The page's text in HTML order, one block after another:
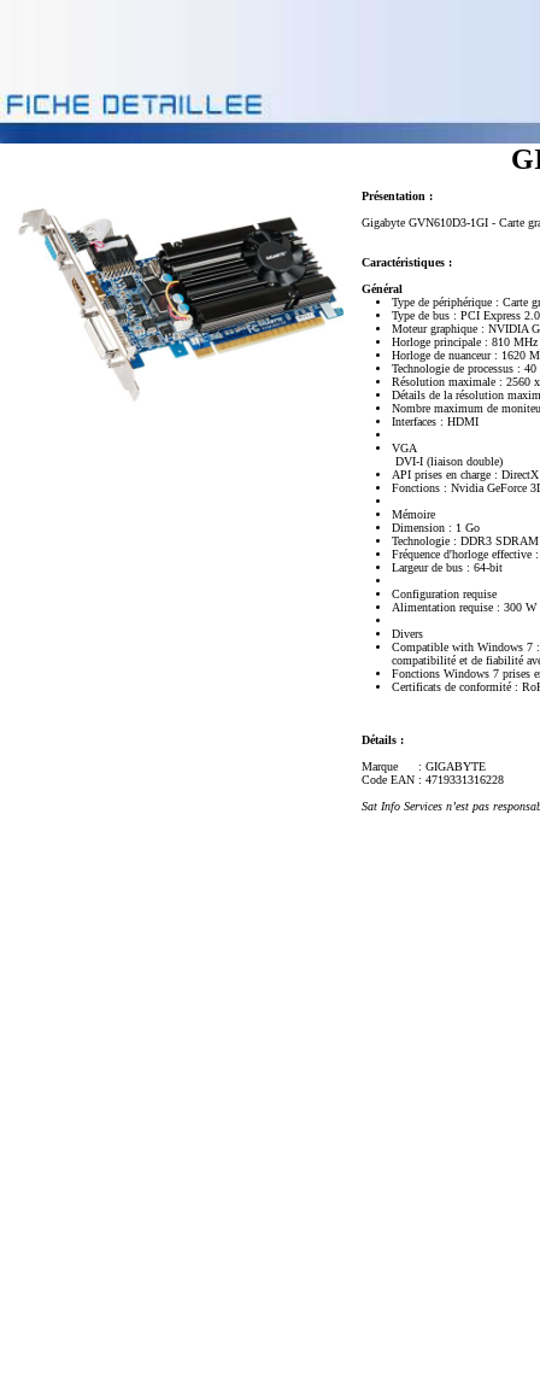
Présentation :
Gigabyte GVN610D3-1GI - Carte
Caractéristiques :
Général
Type de périphérique : Carte
Type de bus : PCI Express
Moteur graphique : NVIDIA
Horloge principale : 810 MHz
Horloge de nuanceur : 1620
Technologie de processus : 40
Résolution maximale : 2560
Détails de la résolution
Nombre maximum de
Interfaces : HDMI
VGA
DVI-I (liaison double)
API prises en charge :
Fonctions : Nvidia GeForce
Mémoire
Dimension : 1 Go
Technologie : DDR3 SDRAM
Fréquence d'horloge effective
Largeur de bus : 64-bit
Configuration requise
Alimentation requise : 300 W
Divers
Compatible with Windows 7
compatibilité et de fiabilité
Fonctions Windows 7 prises
Certificats de conformité :
Détails :
Marque
: GIGABYTE
Code EAN : 4719331316228
Sat Info Services n’est pas